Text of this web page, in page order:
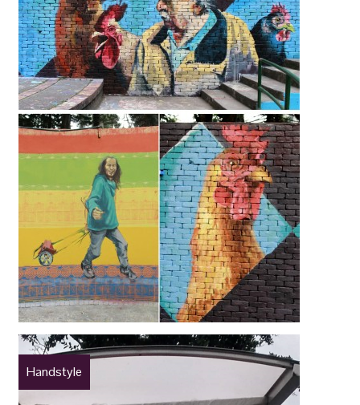
Handstyle